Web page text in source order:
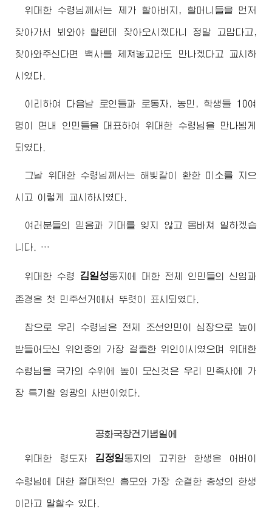
위대한 수령님께서는 제가 할아버지 , 할머니들을 먼저
찾아가서 뵈와야 할텐데 찾아오시겠다니 정말 고맙다고,
찾아와주신다면 백사를 제쳐놓고라도 만나겠다고 교시하
시였다.
이리하여 다음날 로인들과 로동자, 농민, 학생들 10여
명이 면내 인민들을 대표하여위대한 수령님을 만나뵙게
되였다.
그날 위대한 수령님께서는 해빛같이 환한 미소를 지으
시고 이렇게 교시하시였다.
여러분들의 믿음과 기대를 잊지 않고 몸바쳐 일하겠습
니다. …
위대한 수령 김일성동지에 대한 전체 인민들의 신임과
존경은 첫 민주선거에서 뚜렷이 표시되였다.
참으로 우리 수령님 은 전체 조선인민이 심장으로 높이
받들어모신 위인중의 가장 걸출한 위인이시였으며 위대한
수령님 을 국가의 수위에 높이 모신것은 우리 민족사에 가
장 특기할 영광의 사변이였다.
공화국창건기념일에
위대한 령도자 김정일동지 의 고귀한 한생은 어버이
수령님 에 대한 절대적인 흠모와 가장 순결한 충성의 한생
이라고 말할수 있다.